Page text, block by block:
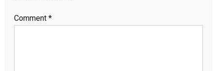
Comment *